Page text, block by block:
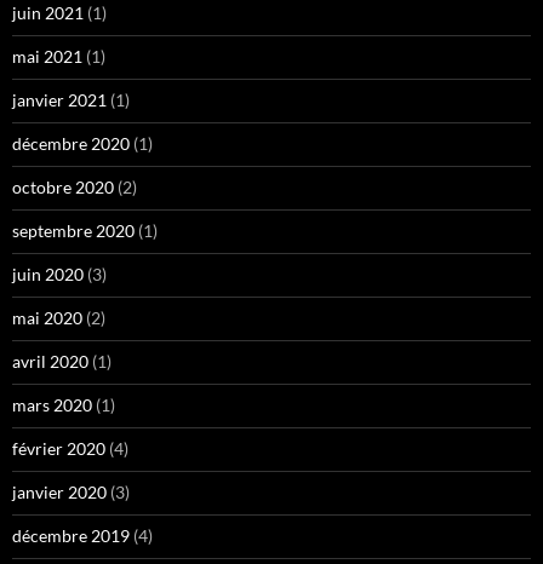
juin 2021 (1)
mai 2021 (1)
janvier 2021 (1)
décembre 2020 (1)
octobre 2020 (2)
septembre 2020 (1)
juin 2020 (3)
mai 2020 (2)
avril 2020 (1)
mars 2020 (1)
février 2020 (4)
janvier 2020 (3)
décembre 2019 (4)